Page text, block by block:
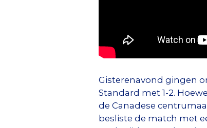
Gisterenavond gingen
Standard met 1-2.
de Canadese
besliste de match met